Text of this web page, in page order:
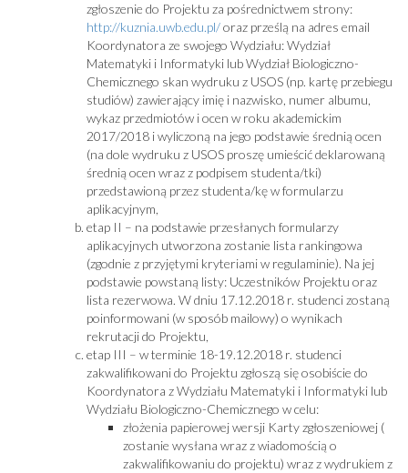
zgłoszenie do Projektu za pośrednictwem strony:
http://kuznia.uwb.edu.pl/oraz prześlą na adres email
Koordynatora ze swojego Wydziału: Wydział
Matematyki i Informatyki lub Wydział Biologiczno-
Chemicznego skan wydruku z USOS (np. kartę przebiegu
studiów) zawierający imię i nazwisko, numer albumu,
wykaz przedmiotów i ocen w roku akademickim
2017/2018 i wyliczoną na jego podstawie średnią ocen
(na dole wydruku z USOS proszę umieścić deklarowaną
średnią ocen wraz z podpisem studenta/tki)
przedstawioną przez studenta/kę w formularzu
aplikacyjnym,
etap II – na podstawie przesłanych formularzy
aplikacyjnych utworzona zostanie lista rankingowa
(zgodnie z przyjętymi kryteriami w regulaminie). Na jej
podstawie powstaną listy: Uczestników Projektu oraz
lista rezerwowa. W dniu 17.12.2018 r. studenci zostaną
poinformowani (w sposób mailowy) o wynikach
rekrutacji do Projektu,
etap III – w terminie 18-19.12.2018 r. studenci
zakwalifikowani do Projektu zgłoszą się osobiście do
Koordynatora z Wydziału Matematyki i Informatyki lub
Wydziału Biologiczno-Chemicznego w celu:
złożenia papierowej wersji Karty zgłoszeniowej (
zostanie wysłana wraz z wiadomością o
zakwalifikowaniu do projektu) wraz z wydrukiem z